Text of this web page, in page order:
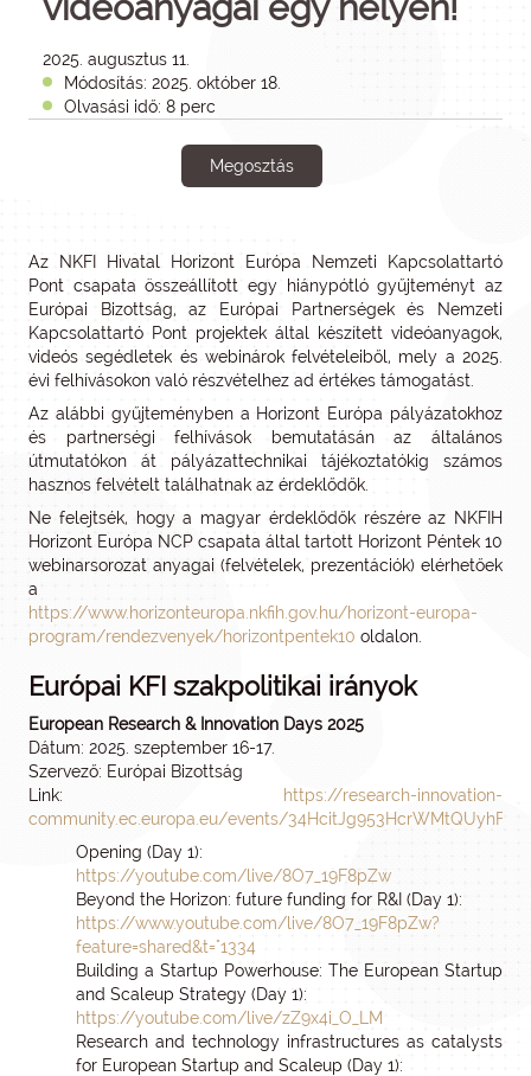
2025. augusztus 11.
Módosítás: 2025. október 18.
Olvasási idő: 8 perc
Megosztás
Az NKFI Hivatal Horizont Európa Nemzeti Kapcsolattartó
Pont csapata összeállított egy hiánypótló gyűjteményt az
Európai Bizottság, az Európai Partnerségek és Nemzeti
Kapcsolattartó Pont projektek által készített videóanyagok,
videós segédletek és webinárok felvételeiből, mely a 2025.
évi felhívásokon való részvételhez ad értékes támogatást.
Az alábbi gyűjteményben a Horizont Európa pályázatokhoz
és partnerségi felhívások bemutatásán az általános
útmutatókon át pályázattechnikai tájékoztatókig számos
hasznos felvételt találhatnak az érdeklődők.
Ne felejtsék, hogy a magyar érdeklődők részére az NKFIH
Horizont Európa NCP csapata által tartott Horizont Péntek 10
webinarsorozat anyagai (felvételek, prezentációk) elérhetőek
a
https://www.horizonteuropa.nkfih.gov.hu/horizont-europa-
program/rendezvenyek/horizontpentek10 oldalon.
Európai KFI szakpolitikai irányok
European Research & Innovation Days 2025
Dátum: 2025. szeptember 16-17.
Szervező: Európai Bizottság
Link:
https://research-innovation-
community.ec.europa.eu/events/34HcitJg953HcrWMtQUyhF/
Opening (Day 1):
https://youtube.com/live/8O7_19F8pZw
Beyond the Horizon: future funding for R&I (Day 1):
https://www.youtube.com/live/8O7_19F8pZw?
feature=shared&t="1334
Building a Startup Powerhouse: The European Startup
and Scaleup Strategy (Day 1):
https://youtube.com/live/zZ9x4i_O_LM
Research and technology infrastructures as catalysts
for European Startup and Scaleup (Day 1):